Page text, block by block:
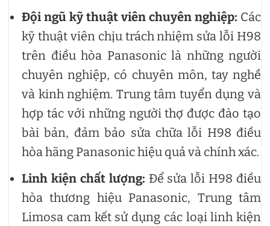
Đội ngũ kỹ thuật viên chuyên nghiệp: Các
kỹ thuật viên chịu trách nhiệm sửa lỗi H98
trên điều hòa Panasonic là những người
chuyên nghiệp, có chuyên môn, tay nghề
và kinh nghiệm. Trung tâm tuyển dụng và
hợp tác với những người thợ được đào tạo
bài bản, đảm bảo sửa chữa lỗi H98 điều
hòa hãng Panasonic hiệu quả và chính xác.
Linh kiện chất lượng: Để sửa lỗi H98 điều
hòa thương hiệu Panasonic, Trung tâm
Limosa cam kết sử dụng các loại linh kiện